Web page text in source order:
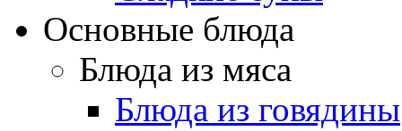
Основные блюда
Блюда из мяса
Блюда из говядины